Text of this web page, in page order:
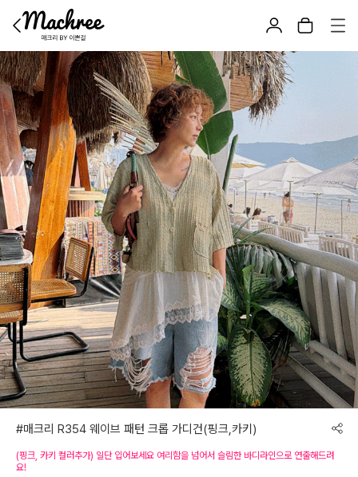
#매크리 R354 웨이브 패턴 크롭 가디건(핑크,카키)
(핑크, 카키 컬러추가) 일단 입어보세요 여리함을 넘어서 슬림한 바디라인으로 연출해드려
요!